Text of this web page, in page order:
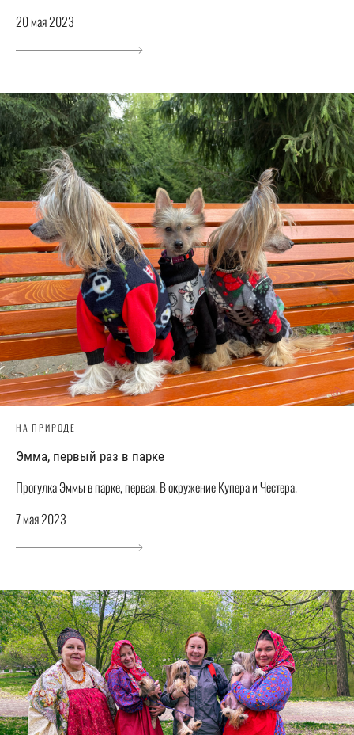
20 мая 2023
НА ПРИРОДЕ
Эмма, первый раз в парке
Прогулка Эммы в парке, первая. В окружение Купера и Честера.
7 мая 2023